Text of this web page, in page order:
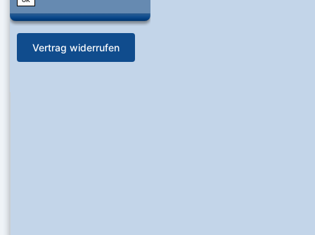
Vertrag widerrufen